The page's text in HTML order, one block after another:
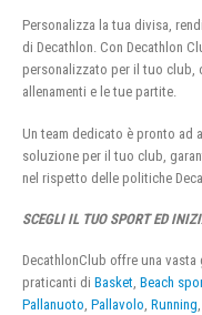
Personalizza la tua divisa,
di Decathlon. Con Decathlon
personalizzato per il tuo club,
allenamenti e le tue partite.
Un team dedicato è pronto
soluzione per il tuo club,
nel rispetto delle politiche
SCEGLI IL TUO SPORT ED
DecathlonClub offre una
praticanti di Basket, Beach
Pallanuoto, Pallavolo, Running,